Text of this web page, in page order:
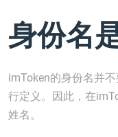
身份名
imToken的身份名并
行定义。因此，在
姓名。